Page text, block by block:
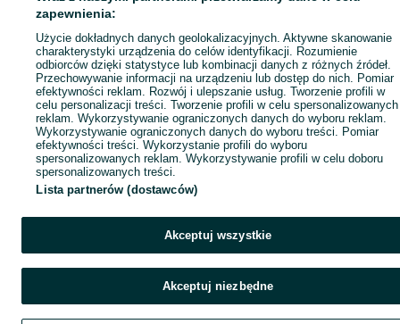
zapewnienia:
Użycie dokładnych danych geolokalizacyjnych. Aktywne skanowanie
charakterystyki urządzenia do celów identyfikacji. Rozumienie
odbiorców dzięki statystyce lub kombinacji danych z różnych źródeł.
Przechowywanie informacji na urządzeniu lub dostęp do nich. Pomiar
efektywności reklam. Rozwój i ulepszanie usług. Tworzenie profili w
celu personalizacji treści. Tworzenie profili w celu spersonalizowanych
reklam. Wykorzystywanie ograniczonych danych do wyboru reklam.
Wykorzystywanie ograniczonych danych do wyboru treści. Pomiar
efektywności treści. Wykorzystanie profili do wyboru
spersonalizowanych reklam. Wykorzystywanie profili w celu doboru
spersonalizowanych treści.
Lista partnerów (dostawców)
Akceptuj wszystkie
Akceptuj niezbędne